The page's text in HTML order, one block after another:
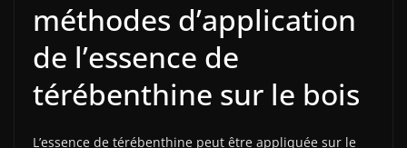
méthodes d’application
de l’essence de
térébenthine sur le bois
L’essence de térébenthine peut être appliquée sur le